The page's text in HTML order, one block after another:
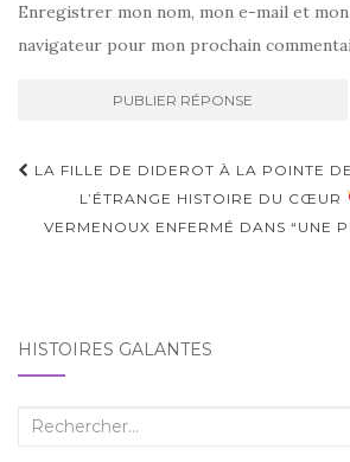
Enregistrer mon nom, mon e-mail et
navigateur pour mon prochain
Navigation
d'article
LA FILLE DE DIDEROT À LA POINTE
L’ÉTRANGE HISTOIRE DU CŒUR
VERMENOUX ENFERMÉ DANS “UNE
HISTOIRES GALANTES
Recherche